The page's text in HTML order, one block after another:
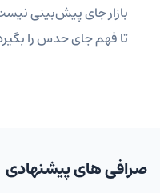
بازار جای پیش‌بینی
تا فهم جای حدس را
صرافی های پیشنهادی